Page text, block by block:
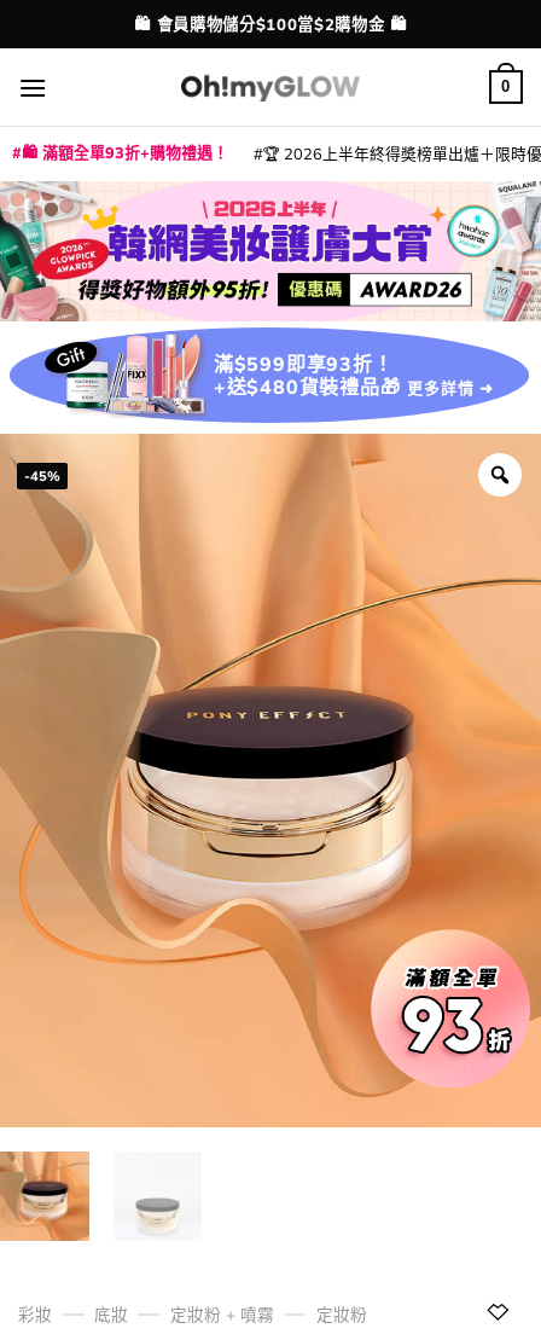
to
content
配送港澳
💳 支援消費券、FPS、八達通、PAYME、信用卡付款
0
🛍️ 滿額全單93折+購物禮遇！ 🏆 2026上半年終得奬榜單出爐＋限時
滿$599即享93折！
+送$480貨裝禮品🎁 更多詳情 ➜
-45%
彩妝 底妝 定妝粉 + 噴霧
定妝粉